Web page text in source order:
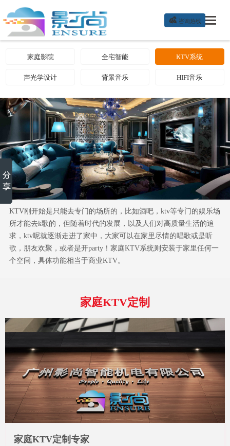
 咨询热线
家庭影院 全宅智能 KTV系统
声光学设计 背景音乐 HIFI音乐
KTV刚开始是只能去专门的场所的，比如酒吧，ktv等专门的娱乐场
所才能去k歌的，但随着时代的发展，以及人们对高质量生活的追
求，ktv呢就逐渐走进了家中，大家可以在家里尽情的唱歌或是听
歌，朋友欢聚，或者是开party！家庭KTV系统则安装于家里任何一
个空间，具体功能相当于商业KTV。
家庭KTV定制
家庭KTV定制专家